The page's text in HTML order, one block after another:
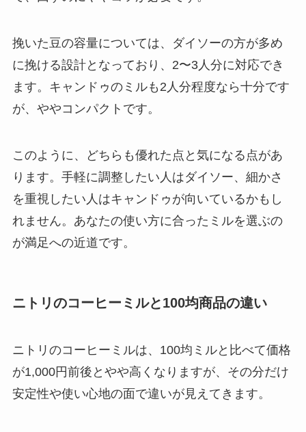
挽いた豆の容量については、ダイソーの方が多め
に挽ける設計となっており、2〜3人分に対応でき
ます。キャンドゥのミルも2人分程度なら十分です
が、ややコンパクトです。
このように、どちらも優れた点と気になる点があ
ります。手軽に調整したい人はダイソー、細かさ
を重視したい人はキャンドゥが向いているかもし
れません。あなたの使い方に合ったミルを選ぶの
が満足への近道です。
ニトリのコーヒーミルと100均商品の違い
ニトリのコーヒーミルは、100均ミルと比べて価格
が1,000円前後とやや高くなりますが、その分だけ
安定性や使い心地の面で違いが見えてきます。